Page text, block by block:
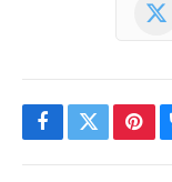
Facebook
Twitter